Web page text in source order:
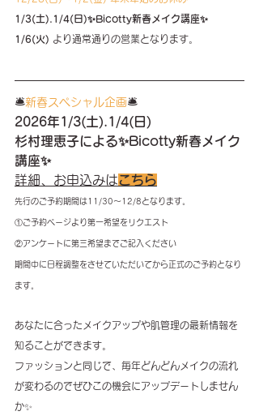
1/3(土).1/4(日)✨Bicotty新春メイク講座✨
1/6(火) より通常通りの営業となります。
🛎️新春スペシャル企画🛎️
2026年1/3(土).1/4(日)
杉村理恵子による✨Bicotty新春メイク
講座✨
詳細、お申込みはこちら
先行のご予約期間は11/30〜12/8となります。
①ご予約ページより第一希望をリクエスト
②アンケートに第三希望までご記入ください
期間中に日程調整をさせていただいてから正式のご予約となり
ます。
あなたに合ったメイクアップや肌管理の最新情報を
知ることができます。
ファッションと同じで、毎年どんどんメイクの流れ
が変わるのでぜひこの機会にアップデートしません
か✨